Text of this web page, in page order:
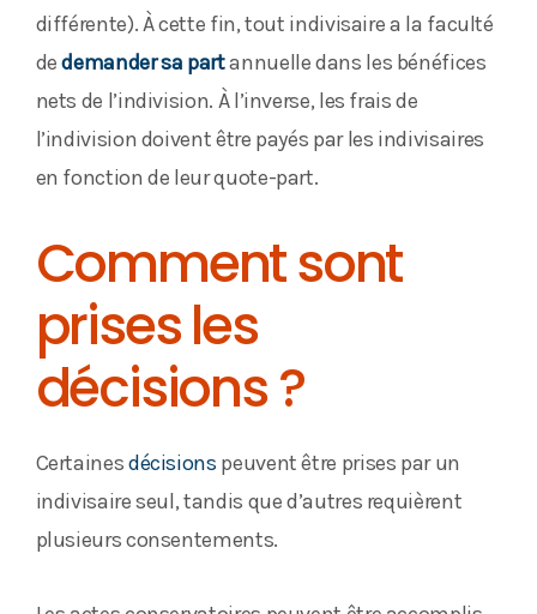
différente). À cette fin, tout indivisaire a la faculté
dedemander sa partannuelle dans les bénéfices
nets de l’indivision. À l’inverse, les frais de
l’indivision doivent être payés par les indivisaires
en fonction de leur quote-part.
Comment sont
prises les
décisions ?
Certainesdécisions peuvent être prises par un
indivisaire seul, tandis que d’autres requièrent
plusieurs consentements.